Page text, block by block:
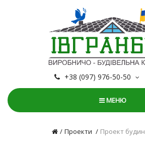
+38 (097) 976-50-50
МЕНЮ
Проекти Проект